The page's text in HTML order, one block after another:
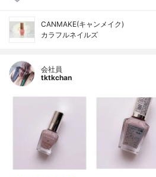
CANMAKE(キャンメイク)
カラフルネイルズ
会社員
tktkchan